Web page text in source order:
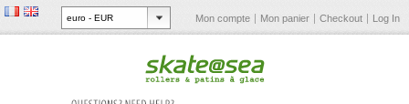
Mon compte Mon panier Checkout Log In